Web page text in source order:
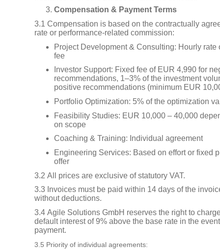
Compensation & Payment Terms
3.1 Compensation is based on the contractually
rate or performance-related commission:
Project Development & Consulting: Hourly rate
fee
Investor Support: Fixed fee of EUR 4,990 for
recommendations, 1–3% of the investment
positive recommendations (minimum EUR
Portfolio Optimization: 5% of the optimization
Feasibility Studies: EUR 10,000 – 40,000
on scope
Coaching & Training: Individual agreement
Engineering Services: Based on effort or fixed
offer
3.2 All prices are exclusive of statutory VAT.
3.3 Invoices must be paid within 14 days of the
without deductions.
3.4 Agile Solutions GmbH reserves the right to
default interest of 9% above the base rate in the
payment.
3.5 Priority of individual agreements: